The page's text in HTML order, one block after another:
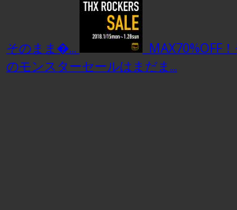
そのまま�...
MAX70%OFF
のモンスターセールはまだま...